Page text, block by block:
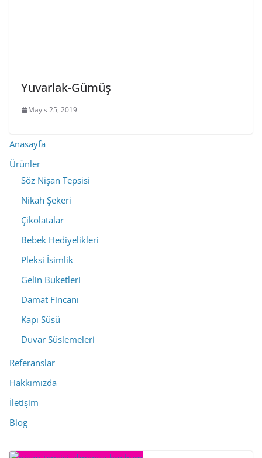
Yuvarlak-Gümüş
Mayıs 25, 2019
Anasayfa
Ürünler
Söz Nişan Tepsisi
Nikah Şekeri
Çikolatalar
Bebek Hediyelikleri
Pleksi İsimlik
Gelin Buketleri
Damat Fincanı
Kapı Süsü
Duvar Süslemeleri
Referanslar
Hakkımızda
İletişim
Blog